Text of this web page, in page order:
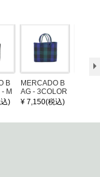
B
M
)
MERCADO B
AG - 3COLOR
S CHECK - Bl
¥ 7,150(税込)